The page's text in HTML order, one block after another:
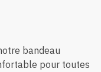
bandeau
pour toutes